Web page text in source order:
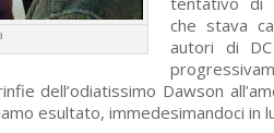
che stava
autori di
dell’odiatissimo Dawson
esultato, immedesimandoci in